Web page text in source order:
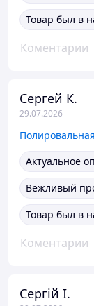
Товар был в
Коментарии
Сергей К.
29.07.2026
Актуальное
Вежливый
Товар был в
Коментарии
Сергій І.